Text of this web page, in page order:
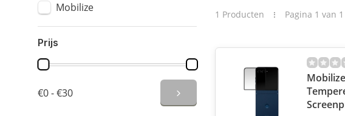
Mobilize
Prijs
€0 - €30
1 Producten Pagina 1 van 1